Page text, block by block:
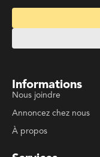
Informations
Services
Travailler à La Liberté
Emplois en français